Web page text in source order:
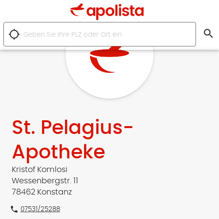
location_searching search
St. Pelagius-
Apotheke
Kristof Komlosi
Wessenbergstr. 11
78462 Konstanz
phone 07531/25288